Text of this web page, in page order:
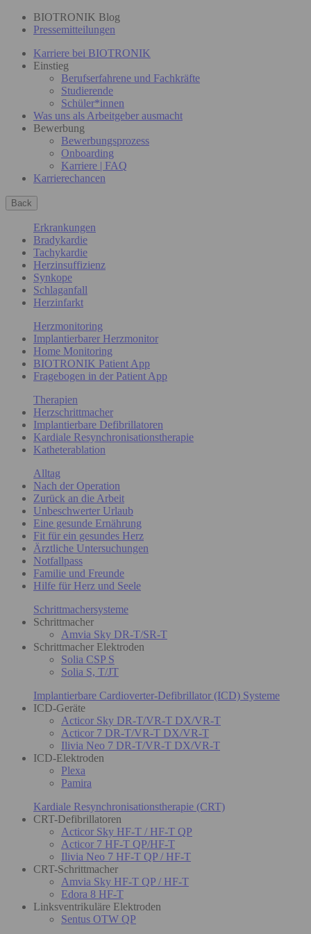
BIOTRONIK Blog
Pressemitteilungen
Karriere bei BIOTRONIK
Einstieg
Berufserfahrene und Fachkräfte
Studierende
Schüler*innen
Was uns als Arbeitgeber ausmacht
Bewerbung
Bewerbungsprozess
Onboarding
Karriere | FAQ
Karrierechancen
Back
Erkrankungen
Bradykardie
Tachykardie
Herzinsuffizienz
Synkope
Schlaganfall
Herzinfarkt
Herzmonitoring
Implantierbarer Herzmonitor
Home Monitoring
BIOTRONIK Patient App
Fragebogen in der Patient App
Therapien
Herzschrittmacher
Implantierbare Defibrillatoren
Kardiale Resynchronisationstherapie
Katheterablation
Alltag
Nach der Operation
Zurück an die Arbeit
Unbeschwerter Urlaub
Eine gesunde Ernährung
Fit für ein gesundes Herz
Ärztliche Untersuchungen
Notfallpass
Familie und Freunde
Hilfe für Herz und Seele
Schrittmachersysteme
Schrittmacher
Amvia Sky DR-T/SR-T
Schrittmacher Elektroden
Solia CSP S
Solia S, T/JT
Implantierbare Cardioverter-Defibrillator (ICD) Systeme
ICD-Geräte
Acticor Sky DR-T/VR-T DX/VR-T
Acticor 7 DR-T/VR-T DX/VR-T
Ilivia Neo 7 DR-T/VR-T DX/VR-T
ICD-Elektroden
Plexa
Pamira
Kardiale Resynchronisationstherapie (CRT)
CRT-Defibrillatoren
Acticor Sky HF-T / HF-T QP
Acticor 7 HF-T QP/HF-T
Ilivia Neo 7 HF-T QP / HF-T
CRT-Schrittmacher
Amvia Sky HF-T QP / HF-T
Edora 8 HF-T
Linksventrikuläre Elektroden
Sentus OTW QP